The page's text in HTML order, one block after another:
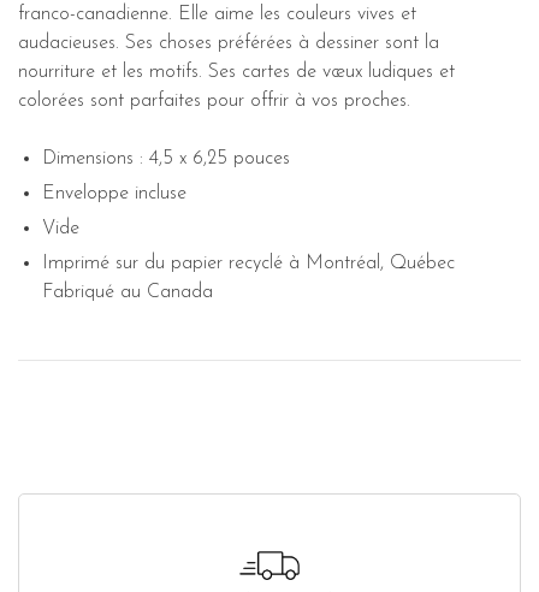
franco-canadienne. Elle aime les couleurs vives et
audacieuses. Ses choses préférées à dessiner sont la
nourriture et les motifs. Ses cartes de vœux ludiques et
colorées sont parfaites pour offrir à vos proches.
Dimensions : 4,5 x 6,25 pouces
Enveloppe incluse
Vide
Imprimé sur du papier recyclé à Montréal, Québec
Fabriqué au Canada